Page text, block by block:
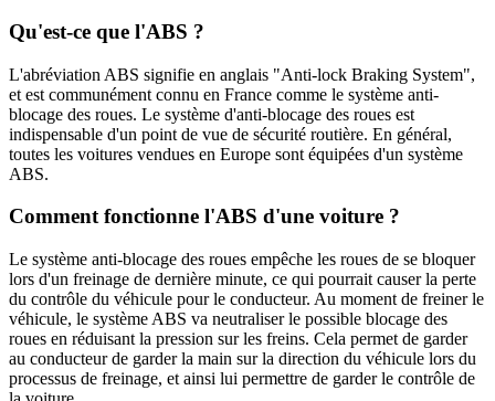
Qu'est-ce que l'ABS ?
L'abréviation ABS signifie en anglais "Anti-lock Braking System",
et est communément connu en France comme le système anti-
blocage des roues. Le système d'anti-blocage des roues est
indispensable d'un point de vue de sécurité routière. En général,
toutes les voitures vendues en Europe sont équipées d'un système
ABS.
Comment fonctionne l'ABS d'une voiture ?
Le système anti-blocage des roues empêche les roues de se bloquer
lors d'un freinage de dernière minute, ce qui pourrait causer la perte
du contrôle du véhicule pour le conducteur. Au moment de freiner le
véhicule, le système ABS va neutraliser le possible blocage des
roues en réduisant la pression sur les freins. Cela permet de garder
au conducteur de garder la main sur la direction du véhicule lors du
processus de freinage, et ainsi lui permettre de garder le contrôle de